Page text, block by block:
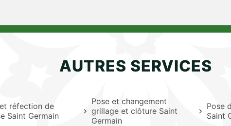
AUTRES SERVICES
réfection de
Saint Germain
Pose et changement
grillage et clôture Saint
Germain
Pose
Saint